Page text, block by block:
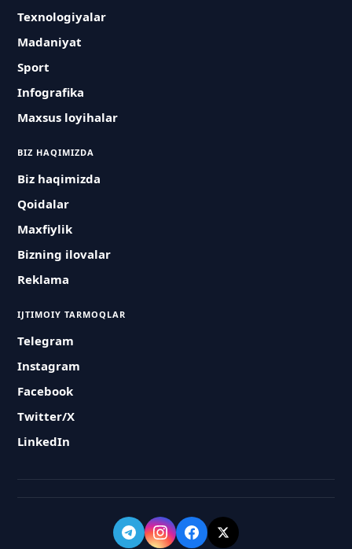
Texnologiyalar
Madaniyat
Sport
Infografika
Maxsus loyihalar
BIZ HAQIMIZDA
Biz haqimizda
Qoidalar
Maxfiylik
Bizning ilovalar
Reklama
IJTIMOIY TARMOQLAR
Telegram
Instagram
Facebook
Twitter/X
LinkedIn